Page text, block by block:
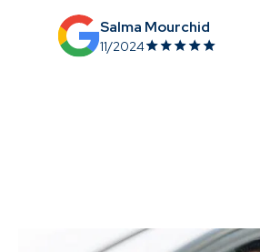
Salma Mourchid
11/2024